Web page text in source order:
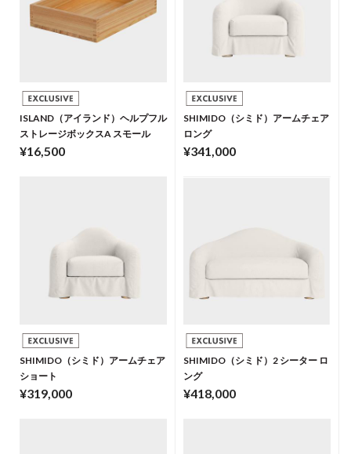
ISLAND（アイランド）ヘルプフル
ストレージボックスA スモール
¥16,500
SHIMIDO（シミド）アームチェア
ロング
¥341,000
SHIMIDO（シミド）アームチェア
ショート
¥319,000
SHIMIDO（シミド）2 シーター ロ
ング
¥418,000